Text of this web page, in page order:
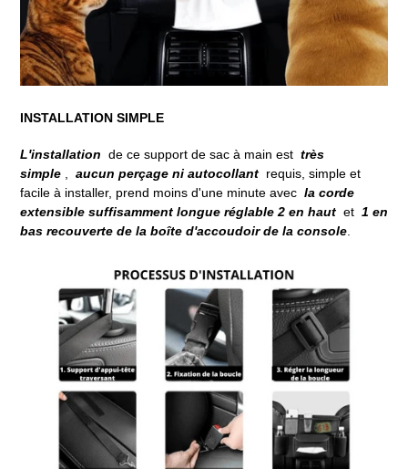
INSTALLATION SIMPLE
L'installation de ce support de sac à main est très
simple , aucun perçage ni autocollant requis, simple et
facile à installer, prend moins d'une minute avec la corde
extensible suffisamment longue réglable 2 en haut et 1 en
bas recouverte de la boîte d'accoudoir de la console.